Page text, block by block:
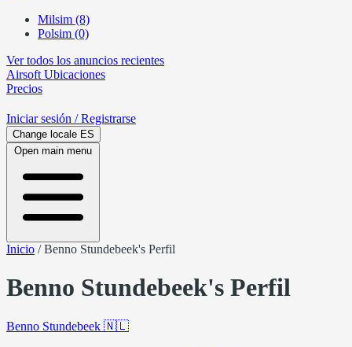
Milsim (8)
Polsim (0)
Ver todos los anuncios recientes
Airsoft Ubicaciones
Precios
Iniciar sesión / Registrarse
Change locale ES
Open main menu
Inicio /Benno Stundebeek's Perfil
Benno Stundebeek's Perfil
Benno Stundebeek 🇳🇱